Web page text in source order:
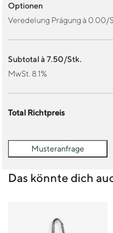
Optionen
Veredelung Prägung à 0.00/
Subtotal à 7.50/Stk.
MwSt. 8.1%
Total Richtpreis
Musteranfrage
Das könnte dich